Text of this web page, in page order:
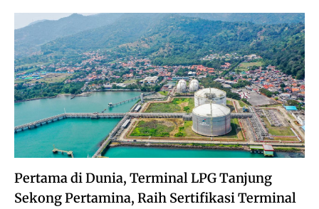
Pertama di Dunia, Terminal LPG Tanjung
Sekong Pertamina, Raih Sertifikasi Terminal